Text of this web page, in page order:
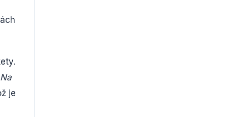
Na
je